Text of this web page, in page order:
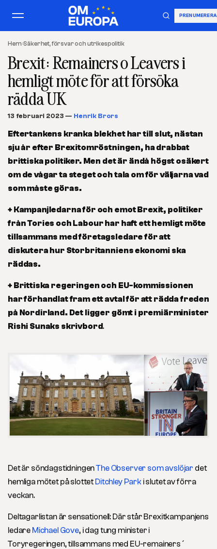
PRENUMERERA
Hem›Säkerhet, försvar och utrikespolitik
Brexit: Remainers o Leavers i
hemligt möte för att försöka
rädda UK
13 februari 2023 — Henrik Brors
Eftertankens kranka blekhet har till slut, nästan
sju år efter Brexitomröstningen, ha drabbat
brittiska politiker. Men det är ändå högst osäkert
om de vågar ta steget och tala om för väljarna vad
som måste göras.
+ Kampanjledarna för och emot Brexit, politiker
från Tories och Labour har haft ett hemligt möte
tillsammans med företagsledare för att
diskutera hur Storbritanniens ekonomi ska
räddas.
+ Brittiska regeringen och EU-kommissionen
har förhandlat fram ett avtal för att rädda freden
på Nordirland. Det ligger gömt i premiärminister
Rishi Sunaks skrivbord.
Det är söndagstidningenThe Observer som avslöjar det
hemliga mötet på slottetDitchley Parki slutet av förra
veckan.
Deltagarlistan är sensationell: Där står Brexitkampanjens
ledare Michael Gove, i dag tung minister i
Toryregeringen, tillsammans med EU-remainers´